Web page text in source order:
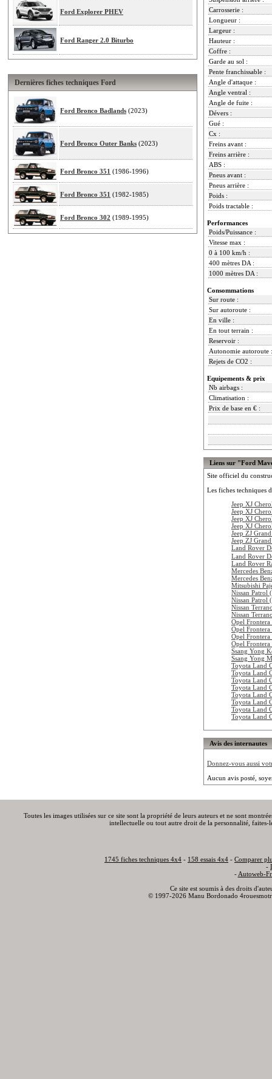
Ford Explorer PHEV
Ford Ranger 2.0 Biturbo
Dernières fiches techniques Ford
Ford Bronco Badlands (2023)
Ford Bronco Outer Banks (2023)
Ford Bronco 351 (1986-1996)
Ford Bronco 351 (1982-1985)
Ford Bronco 302 (1989-1995)
Carrosserie :
Longueur :
Largeur :
Hauteur :
Coffre :
Garde au sol :
Pente franchissable :
Angle d'attaque :
Angle ventral :
Angle de fuite :
Dévers :
Gué :
Cx :
Freins avant :
Freins arrière :
ABS :
Pneus avant :
Pneus arrière :
Poids :
Poids tractable :
Performances
Poids/Puissance :
Vitesse max :
0 à 100 km/h :
400 mètres DA :
1000 mètres DA :
Consommations
Sur route :
Sur autoroute :
En ville :
En tout terrain :
Reservoir :
Autonomie autoroute :
Rejets de CO2 :
Equipements & prix
Nb airbags :
Climatisation :
Prix de base en € :
Liens sur "Ford
Site officiel du
Les fiches techniques
Jeep XJ
Jeep XJ
Jeep XJ
Jeep XJ
Jeep ZJ
Jeep ZJ
Land Rover
Land Rover
Land Rover
Mercedes
Mercedes
Mitsubishi
Nissan Patrol
Nissan Patrol
Nissan
Nissan
Opel
Opel
Opel
Opel
Ssang Yong
Ssang Yong
Toyota Land
Toyota Land
Toyota Land
Toyota Land
Toyota Land
Toyota Land
Toyota Land
Toyota Land
Avis des internautes
Donnez-vous aussi
Aucun avis posté,
Toutes les images utilisées sur ce site sont la propriété de leurs auteurs et ne sont
intellectuelle ou tout autre droit de la personnalité,
1745 fiches techniques 4x4 - 158 essais 4x4 - Comparer
-
- Autoweb-
Ce site est soumis à des droits
© 1997-2026 Manu Bordonado